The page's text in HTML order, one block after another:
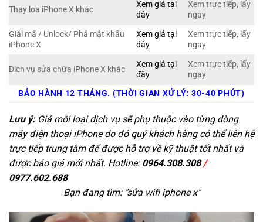
Thay loa iPhone X khác
Xem giá tại
đây
Xem trực tiếp, lấy
ngay
Giải mã / Unlock/ Phá mật khẩu
iPhone X
Xem giá tại
đây
Xem trực tiếp, lấy
ngay
Dịch vụ sửa chữa iPhone X khác
Xem giá tại
đây
Xem trực tiếp, lấy
ngay
BẢO HÀNH 12 THÁNG. (THỜI GIAN XỬ LÝ: 30-40 PHÚT)
Lưu ý:Giá mỗi loại dịch vụ sẽ phụ thuộc vào từng dòng
máy điện thoại iPhone do đó quý khách hàng có thể liên hệ
trực tiếp trung tâm để được hỗ trợ về kỹ thuật tốt nhất và
được báo giá mới nhất. Hotline: 0964.308.308/
0977.602.688
Bạn đang tìm: "sửa wifi iphone x"